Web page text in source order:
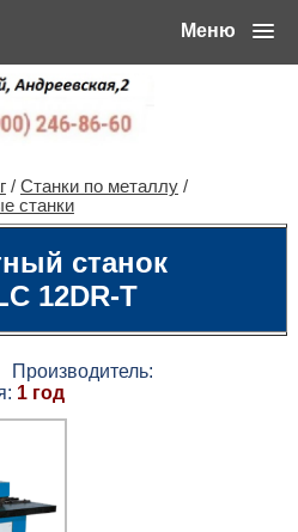
Меню
/ Станки по металлу/
станки
станок
12DR-T
1 год